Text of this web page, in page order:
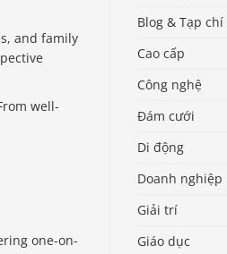
and ​family
well-
one-on-
Blog & Tạp chí
Cao cấp
Công nghệ
Đám cưới
Di động
Doanh nghiệp
Giải trí
Giáo dục